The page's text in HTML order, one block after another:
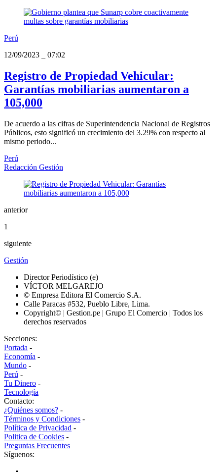
Perú
12/09/2023
07:02
Registro de Propiedad Vehicular:
Garantías mobiliarias aumentaron a
105,000
De acuerdo a las cifras de Superintendencia Nacional de Registros
Públicos, esto significó un crecimiento del 3.29% con respecto al
mismo periodo...
Perú
Redacción Gestión
anterior
1
siguiente
Gestión
Director Periodístico (e)
VÍCTOR MELGAREJO
© Empresa Editora El Comercio S.A.
Calle Paracas #532, Pueblo Libre, Lima.
Copyright© | Gestion.pe | Grupo El Comercio | Todos los
derechos reservados
Secciones:
Portada -
Economía -
Mundo -
Perú -
Tu Dinero -
Tecnología
Contacto:
¿Quiénes somos? -
Términos y Condiciones -
Política de Privacidad -
Politica de Cookies -
Preguntas Frecuentes
Síguenos: